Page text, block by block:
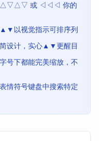
▽△▽△▽ 或 ◁◁◁ 你的
以视觉指示可排序列
设计，实心▲▼更醒目
号下都能完美缩放，不
情符号键盘中搜索特定